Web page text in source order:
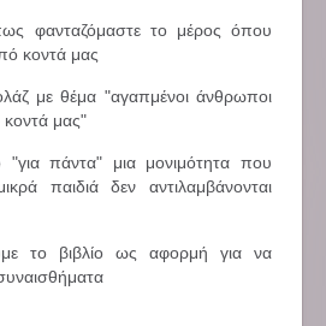
φανταζόμαστε το μέρος όπου
κοντά μας
με θέμα "αγαπμένοι άνθρωποι
μας"
πάντα" μια μονιμότητα που
παιδιά δεν αντιλαμβάνονται
το βιβλίο ως αφορμή για να